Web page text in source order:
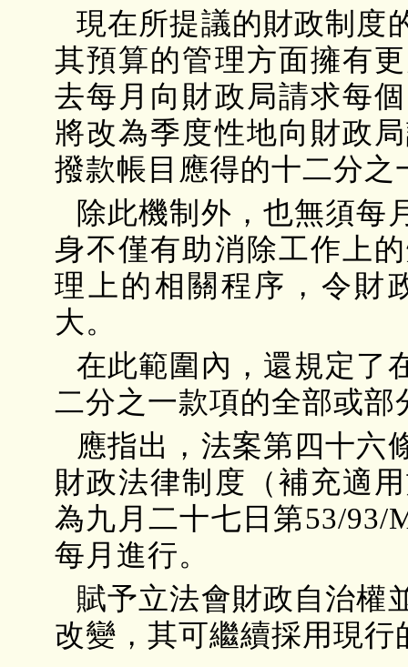
現在所提議的財政制度
其預算的管理方面擁有
去每月向財政局請求每
將改為季度性地向財政
撥款帳目應得的十二分
除此機制外，也無須每
身不僅有助消除工作上
理上的相關程序，令財
大。
在此範圍內，還規定了
二分之一款項的全部或
應指出，法案第四十六
財政法律制度（補充適
為九月二十七日第53/93/
每月進行。
賦予立法會財政自治權
改變，其可繼續採用現行